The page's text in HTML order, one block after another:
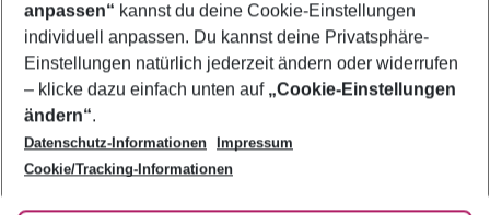
Footer
Footer navigation
Über uns
AGB
Bestpreisgarantie
Cookie-Einstellungen ändern
Cookie-Richtlinie
Agenturbetreuung
Barrierefreies Reisen
Folge uns
anpassen“ kannst du deine Cookie-Einstellungen
individuell anpassen. Du kannst deine Privatsphäre-
Einstellungen natürlich jederzeit ändern oder widerrufen
– klicke dazu einfach unten auf „Cookie-Einstellungen
ändern“.
Datenschutz-Informationen
Impressum
Cookie/Tracking-Informationen